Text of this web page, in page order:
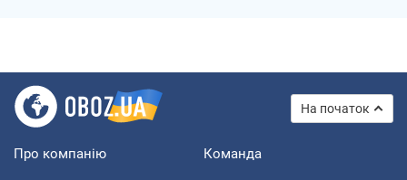
На початок
Про компанію Команда